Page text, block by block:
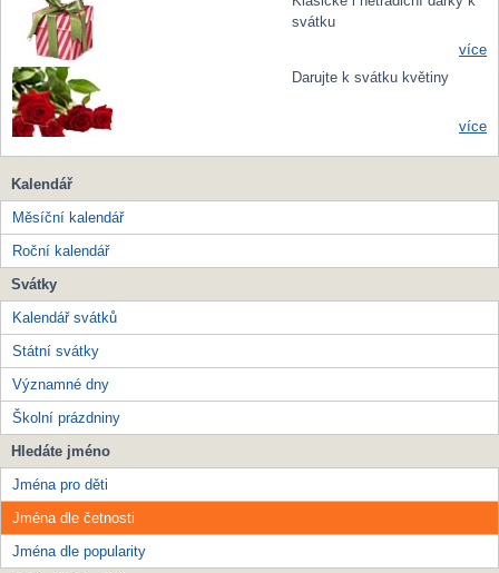
svátku
více
Darujte k svátku květiny
více
Kalendář
Měsíční kalendář
Roční kalendář
Svátky
Kalendář svátků
Státní svátky
Významné dny
Školní prázdniny
Hledáte jméno
Jména pro děti
Jména dle četnosti
Jména dle popularity